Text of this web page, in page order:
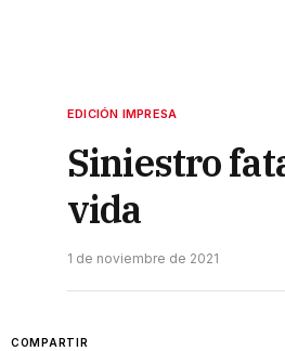
EDICIÓN IMPRESA
Siniestro
vida
1 de noviembre de 2021
COMPARTIR